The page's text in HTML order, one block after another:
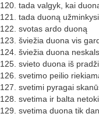
120. tada valgyk, kai
121. tada duoną
122. svotas ardo duoną
123. šviežia duona vis
124. šviežia duona
125. svieto duona iš
126. svetimo peilio
127. svetimi pyragai
128. svetima ir balta
129. svetima duona tik